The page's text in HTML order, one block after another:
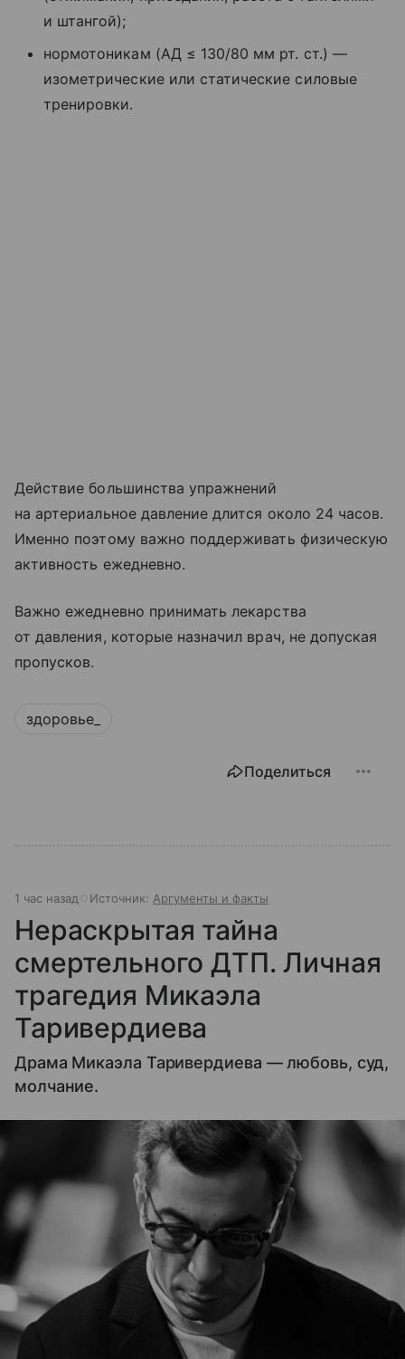
и штангой);
нормотоникам (АД ≤ 130/80 мм рт. ст.) —
изометрические или статические силовые
тренировки.
Действие большинства упражнений
на артериальное давление длится около 24 часов.
Именно поэтому важно поддерживать физическую
активность ежедневно.
Важно ежедневно принимать лекарства
от давления, которые назначил врач, не допуская
пропусков.
здоровье_
Поделиться
1 час назад Источник: Аргументы и факты
Нераскрытая тайна
смертельного ДТП. Личная
трагедия Микаэла
Таривердиева
Драма Микаэла Таривердиева — любовь, суд,
молчание.